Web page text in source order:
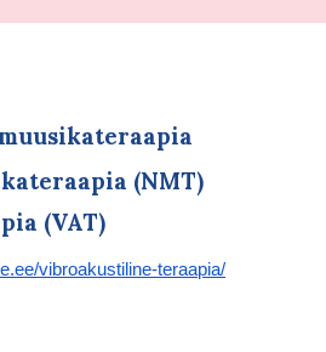
(NMT)
(VAT)
vibroakustiline-teraapia/